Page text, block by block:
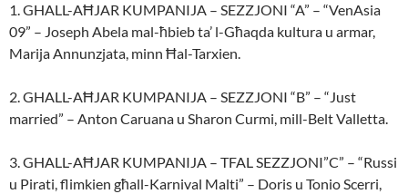
1. GHALL-AĦJAR KUMPANIJA – SEZZJONI “A” – “VenAsia
09” – Joseph Abela mal-ħbieb ta’ l-Għaqda kultura u armar,
Marija Annunzjata, minn Ħal-Tarxien.
2. GHALL-AĦJAR KUMPANIJA – SEZZJONI “B” – “Just
married” – Anton Caruana u Sharon Curmi, mill-Belt Valletta.
3. GHALL-AĦJAR KUMPANIJA – TFAL SEZZJONI”C” – “Russi
u Pirati, flimkien għall-Karnival Malti” – Doris u Tonio Scerri,